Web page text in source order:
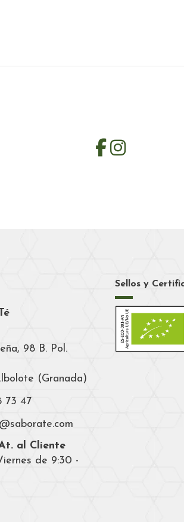
98 B. Pol.
(Granada)
73 47
al Cliente
de 9:30 -
Sellos y